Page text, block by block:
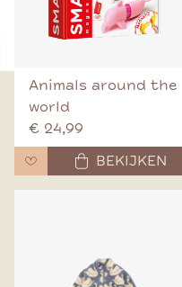
Animals around the
world
€ 24,99
BEKIJKEN